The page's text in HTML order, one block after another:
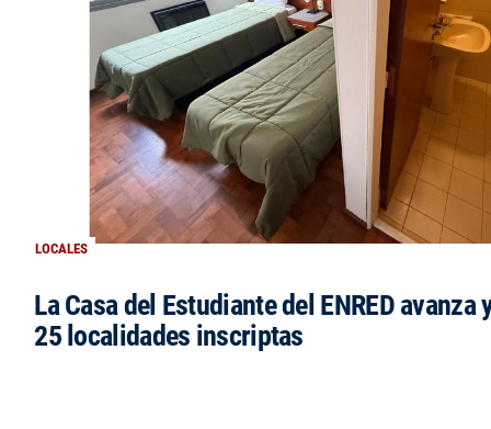
LOCALES
La Casa del Estudiante del ENRED avanza
25 localidades inscriptas